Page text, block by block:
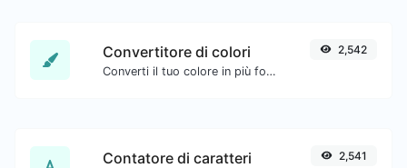
Convertitore di colori
Converti il tuo colore in più formati.
2,542
Contatore di caratteri 2,541